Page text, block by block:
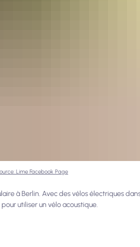
Lime Facebook Page
à Berlin. Avec des vélos électriques
utiliser un vélo acoustique.